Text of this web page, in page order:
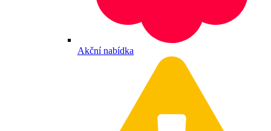
Akční nabídka